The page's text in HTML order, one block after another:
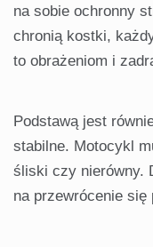
na sobie ochronny
chronią kostki,
to obrażeniom i
Podstawą jest
stabilne. Motocykl
śliski czy nierówny.
na przewrócenie się